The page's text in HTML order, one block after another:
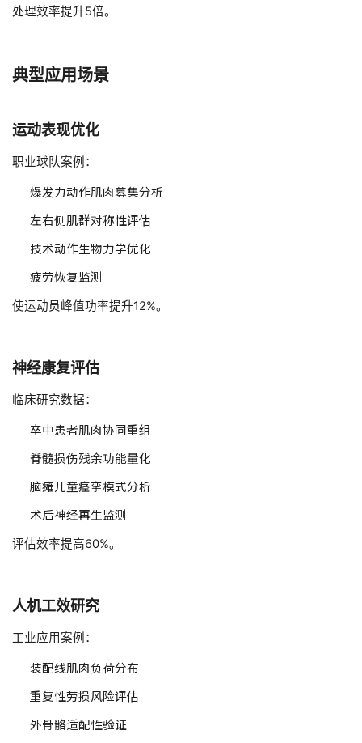
处理效率提升5倍。
典型应用场景
运动表现优化
职业球队案例：
爆发力动作肌肉募集分析
左右侧肌群对称性评估
技术动作生物力学优化
疲劳恢复监测
使运动员峰值功率提升12%。
神经康复评估
临床研究数据：
卒中患者肌肉协同重组
脊髓损伤残余功能量化
脑瘫儿童痉挛模式分析
术后神经再生监测
评估效率提高60%。
人机工效研究
工业应用案例：
装配线肌肉负荷分布
重复性劳损风险评估
外骨骼适配性验证